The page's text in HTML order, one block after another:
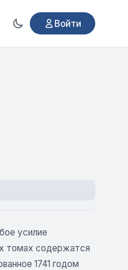
Войти
усилие
томах содержатся
1741 годом